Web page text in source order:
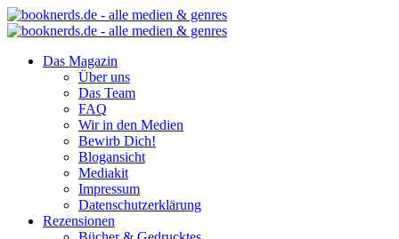
Das Magazin
Über uns
Das Team
FAQ
Wir in den Medien
Bewirb Dich!
Blogansicht
Mediakit
Impressum
Datenschutzerklärung
Rezensionen